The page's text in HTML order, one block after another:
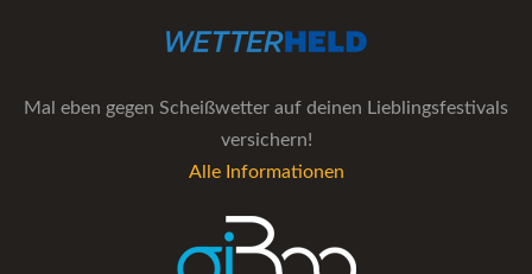
Mal eben gegen Scheißwetter auf deinen Lieblingsfestivals
versichern!
Alle Informationen